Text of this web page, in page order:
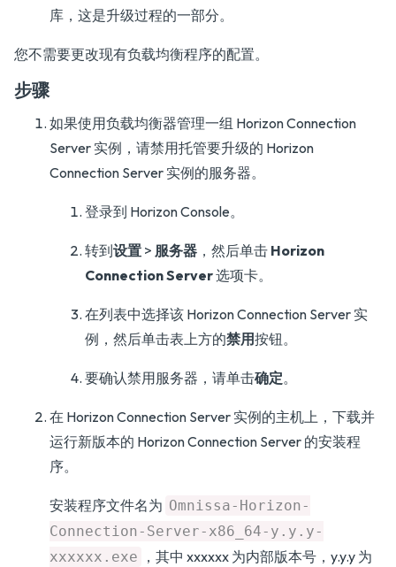
库，这是升级过程的一部分。
您不需要更改现有负载均衡程序的配置。
步骤
如果使用负载均衡器管理一组 Horizon Connection
Server 实例，请禁用托管要升级的 Horizon
Connection Server 实例的服务器。
登录到 Horizon Console。
转到设置 > 服务器 ，然后单击 Horizon
Connection Server选项卡。
在列表中选择该 Horizon Connection Server 实
例，然后单击表上方的禁用按钮。
要确认禁用服务器，请单击确定。
在 Horizon Connection Server 实例的主机上，下载并
运行新版本的 Horizon Connection Server 的安装程
序。
安装程序文件名为 Omnissa-Horizon-
Connection-Server-x86_64-y.y.y-
xxxxxx.exe
，其中 xxxxxx 为内部版本号，y.y.y 为